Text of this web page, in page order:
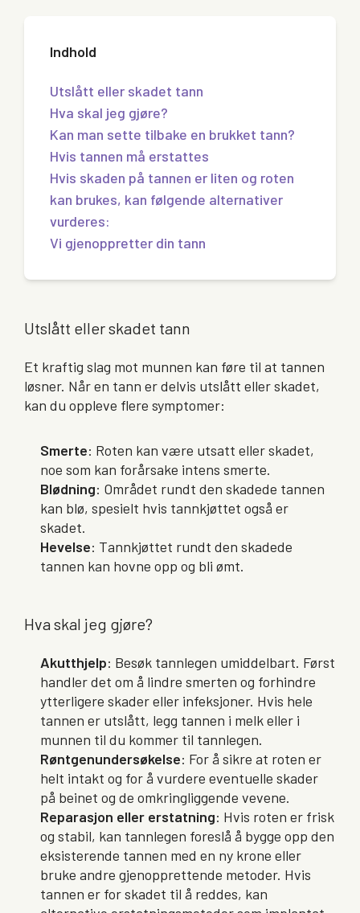
Utslått eller skadet tann
Et kraftig slag mot munnen kan føre til at tannen
løsner. Når en tann er delvis utslått eller skadet,
kan du oppleve flere symptomer:
Smerte: Roten kan være utsatt eller skadet,
noe som kan forårsake intens smerte.
Blødning: Området rundt den skadede tannen
kan blø, spesielt hvis tannkjøttet også er
skadet.
Hevelse: Tannkjøttet rundt den skadede
tannen kan hovne opp og bli ømt.
Hva skal jeg gjøre?
Akutthjelp: Besøk tannlegen umiddelbart. Først
handler det om å lindre smerten og forhindre
ytterligere skader eller infeksjoner. Hvis hele
tannen er utslått, legg tannen i melk eller i
munnen til du kommer til tannlegen.
Røntgenundersøkelse: For å sikre at roten er
helt intakt og for å vurdere eventuelle skader
på beinet og de omkringliggende vevene.
Reparasjon eller erstatning: Hvis roten er frisk
og stabil, kan tannlegen foreslå å bygge opp den
eksisterende tannen med en ny krone eller
bruke andre gjenopprettende metoder. Hvis
tannen er for skadet til å reddes, kan
Indhold
Utslått eller skadet tann
Hva skal jeg gjøre?
Kan man sette tilbake en brukket tann?
Hvis tannen må erstattes
Hvis skaden på tannen er liten og roten
kan brukes, kan følgende alternativer
vurderes:
Vi gjenoppretter din tann